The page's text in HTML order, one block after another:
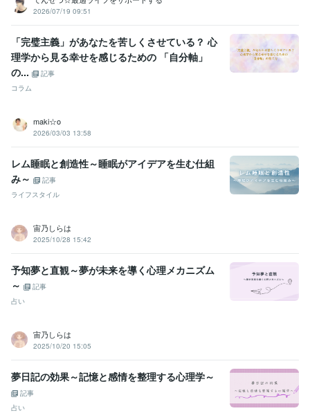
2026/07/19 09:51
「完璧主義」があなたを苦しくさせている？ 心
理学から見る幸せを感じるための 「自分軸」
の...
記事
コラム
maki☆o
2026/03/03 13:58
レム睡眠と創造性～睡眠がアイデアを生む仕組
み～
記事
ライフスタイル
宙乃しらは
2025/10/28 15:42
予知夢と直観～夢が未来を導く心理メカニズム
～
記事
占い
宙乃しらは
2025/10/20 15:05
夢日記の効果～記憶と感情を整理する心理学～
記事
占い